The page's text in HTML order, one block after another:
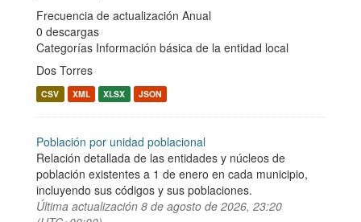
Frecuencia de actualización Anual
0 descargas
Categorías Información básica de la entidad local
Dos Torres
CSV XML XLSX JSON
Población por unidad poblacional
Relación detallada de las entidades y núcleos de
población existentes a 1 de enero en cada municipio,
incluyendo sus códigos y sus poblaciones.
Última actualización 8 de agosto de 2026, 23:20